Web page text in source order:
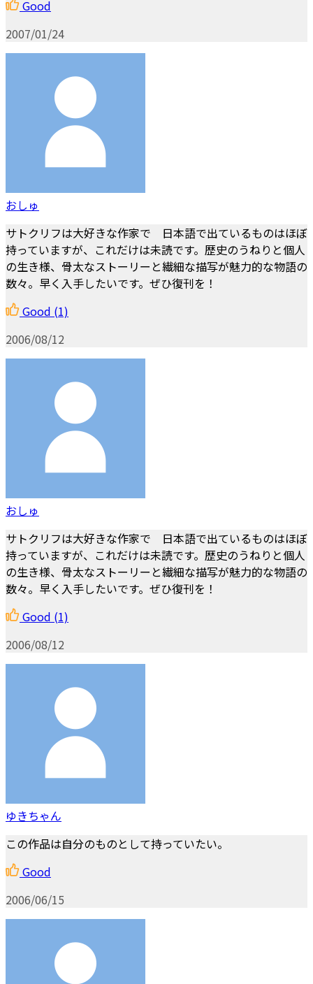
Good
2007/01/24
おしゅ
サトクリフは大好きな作家で 日本語で出ているものはほぼ
持っていますが、これだけは未読です。歴史のうねりと個人
の生き様、骨太なストーリーと繊細な描写が魅力的な物語の
数々。早く入手したいです。ぜひ復刊を！
Good (1)
2006/08/12
おしゅ
サトクリフは大好きな作家で 日本語で出ているものはほぼ
持っていますが、これだけは未読です。歴史のうねりと個人
の生き様、骨太なストーリーと繊細な描写が魅力的な物語の
数々。早く入手したいです。ぜひ復刊を！
Good (1)
2006/08/12
ゆきちゃん
この作品は自分のものとして持っていたい。
Good
2006/06/15